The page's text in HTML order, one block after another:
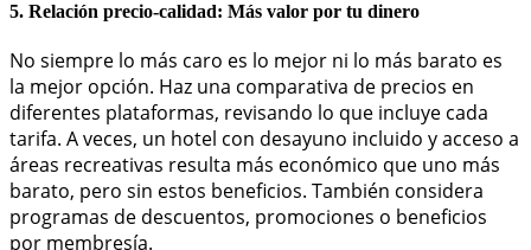
5. Relación precio-calidad: Más valor por tu dinero
No siempre lo más caro es lo mejor ni lo más barato es
la mejor opción. Haz una comparativa de precios en
diferentes plataformas, revisando lo que incluye cada
tarifa. A veces, un hotel con desayuno incluido y acceso a
áreas recreativas resulta más económico que uno más
barato, pero sin estos beneficios. También considera
programas de descuentos, promociones o beneficios
por membresía.